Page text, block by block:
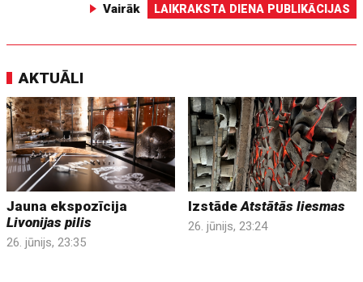
Vairāk LAIKRAKSTA DIENA PUBLIKĀCIJAS
AKTUĀLI
Jauna ekspozīcija
Livonijas pilis
26. jūnijs, 23:35
IzstādeAtstātās liesmas
26. jūnijs, 23:24